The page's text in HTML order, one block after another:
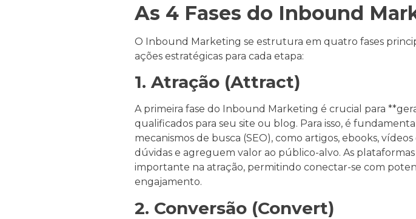
As 4 Fases do Inbound
O Inbound Marketing se estrutura em quatro fases
ações estratégicas para cada etapa:
1. Atração (Attract)
A primeira fase do Inbound Marketing é crucial para
qualificados para seu site ou blog. Para isso, é
mecanismos de busca (SEO), como artigos, ebooks,
dúvidas e agreguem valor ao público-alvo. As
importante na atração, permitindo conectar-se com
engajamento.
2. Conversão (Convert)